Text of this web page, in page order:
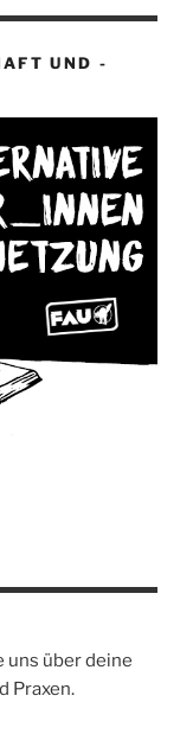
UND -
uns über deine
Praxen.